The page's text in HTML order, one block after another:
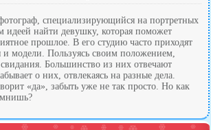
специализирующийся на портретных
найти девушку, которая поможет
прошлое. В его студию часто приходят
модели. Пользуясь своим положением,
Большинство из них отвечают
о них, отвлекаясь на разные дела.
«да», забыть уже не так просто. Но как